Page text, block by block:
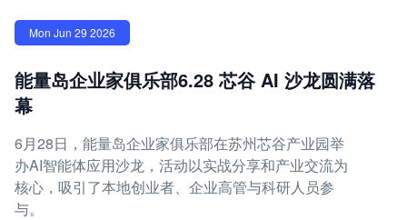
Mon Jun 29 2026
能量岛企业家俱乐部6.28 芯谷 AI 沙龙圆满落
幕
6月28日，能量岛企业家俱乐部在苏州芯谷产业园举
办AI智能体应用沙龙，活动以实战分享和产业交流为
核心，吸引了本地创业者、企业高管与科研人员参
与。